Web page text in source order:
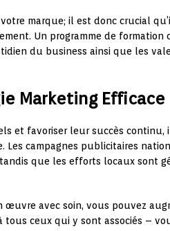
marque; il est donc crucial
Un programme de formation
du business ainsi que les
Marketing Efficace
et favoriser leur succès continu,
Les campagnes publicitaires
que les efforts locaux sont
œuvre avec soin, vous pouvez
ceux qui y sont associés –